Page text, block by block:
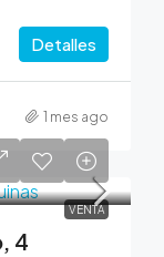
Detalles
1 mes ago
VENTA
4